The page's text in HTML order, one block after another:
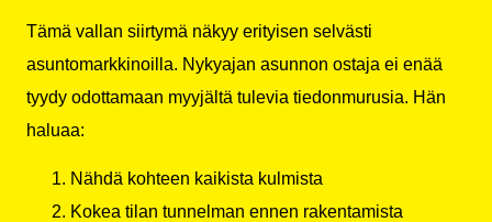
Tämä vallan siirtymä näkyy erityisen selvästi
asuntomarkkinoilla. Nykyajan asunnon ostaja ei enää
tyydy odottamaan myyjältä tulevia tiedonmurusia. Hän
haluaa:
Nähdä kohteen kaikista kulmista
Kokea tilan tunnelman ennen rakentamista